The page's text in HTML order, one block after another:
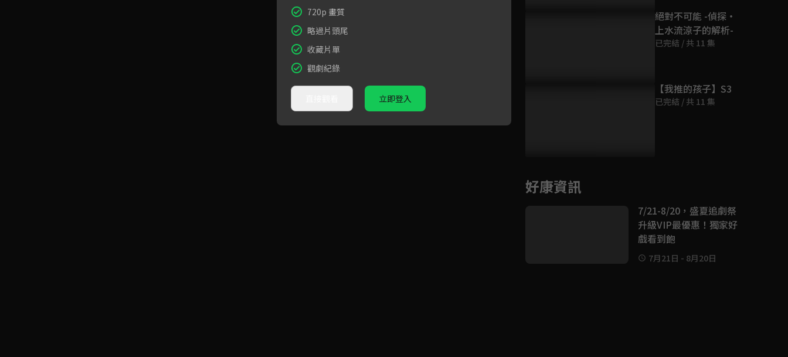
絕對不可能 -偵探・
上水流涼子的解析-
已完結 / 共 11 集
【我推的孩子】S3
已完結 / 共 11 集
好康資訊
7/21-8/20，盛夏追劇祭
升級VIP最優惠！獨家好
戲看到飽
7月21日 - 8月20日
720p 畫質
略過片頭尾
收藏片單
觀劇紀錄
立即登入